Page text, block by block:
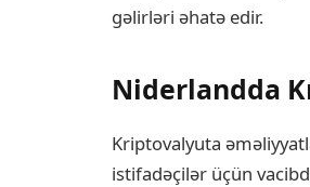
gəlirləri əhatə edir.
Niderlandda
Kriptovalyuta
istifadəçilər üçün